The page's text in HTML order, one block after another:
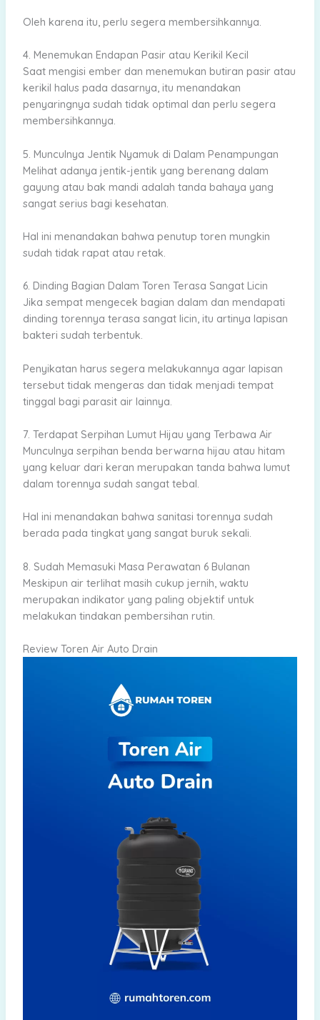
Oleh karena itu, perlu segera membersihkannya.
4. Menemukan Endapan Pasir atau Kerikil Kecil
Saat mengisi ember dan menemukan butiran pasir atau
kerikil halus pada dasarnya, itu menandakan
penyaringnya sudah tidak optimal dan perlu segera
membersihkannya.
5. Munculnya Jentik Nyamuk di Dalam Penampungan
Melihat adanya jentik-jentik yang berenang dalam
gayung atau bak mandi adalah tanda bahaya yang
sangat serius bagi kesehatan.
Hal ini menandakan bahwa penutup toren mungkin
sudah tidak rapat atau retak.
6. Dinding Bagian Dalam Toren Terasa Sangat Licin
Jika sempat mengecek bagian dalam dan mendapati
dinding torennya terasa sangat licin, itu artinya lapisan
bakteri sudah terbentuk.
Penyikatan harus segera melakukannya agar lapisan
tersebut tidak mengeras dan tidak menjadi tempat
tinggal bagi parasit air lainnya.
7. Terdapat Serpihan Lumut Hijau yang Terbawa Air
Munculnya serpihan benda berwarna hijau atau hitam
yang keluar dari keran merupakan tanda bahwa lumut
dalam torennya sudah sangat tebal.
Hal ini menandakan bahwa sanitasi torennya sudah
berada pada tingkat yang sangat buruk sekali.
8. Sudah Memasuki Masa Perawatan 6 Bulanan
Meskipun air terlihat masih cukup jernih, waktu
merupakan indikator yang paling objektif untuk
melakukan tindakan pembersihan rutin.
Review Toren Air Auto Drain